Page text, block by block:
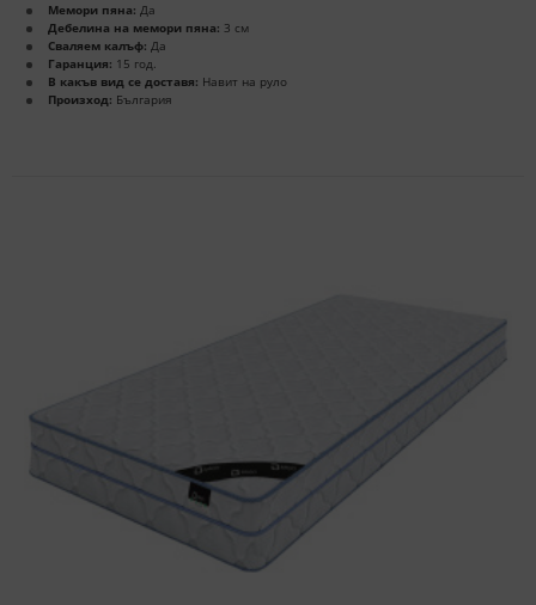
Мемори пяна: Да
Дебелина на мемори пяна: 3 см
Сваляем калъф: Да
Гаранция: 15 год.
В какъв вид се доставя: Навит на руло
Произход: България